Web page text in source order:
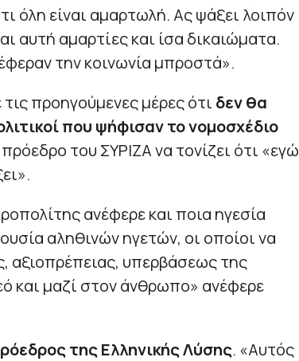
όλη είναι αμαρτωλή. Ας ψάξει λοιπόν
αυτή αμαρτίες και ίσα δικαιώματα.
την κοινωνία μπροστά».
προηγούμενες μέρες ότι δεν θα
που ψήφισαν το νομοσχέδιο
του ΣΥΡΙΖΑ να τονίζει ότι «εγώ
ανέφερε και ποια ηγεσία
αληθινών ηγετών, οι οποίοι να
υπερβάσεως της
και μαζί στον άνθρωπο» ανέφερε
της Ελληνικής Λύσης. «Αυτός